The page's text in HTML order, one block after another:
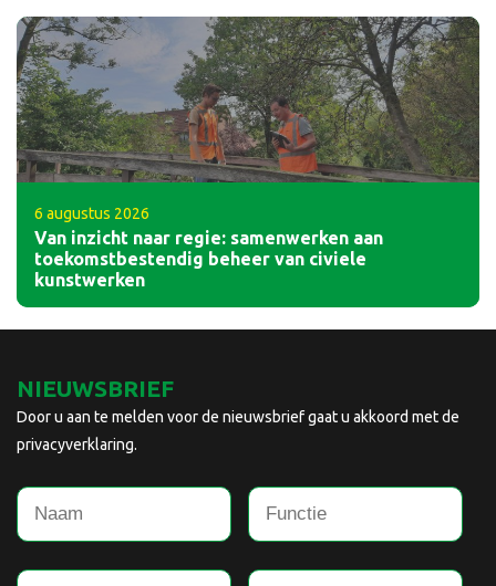
6 augustus 2026
Van inzicht naar regie: samenwerken aan
toekomstbestendig beheer van civiele
kunstwerken
NIEUWSBRIEF
Door u aan te melden voor de nieuwsbrief gaat u akkoord met de
privacyverklaring.